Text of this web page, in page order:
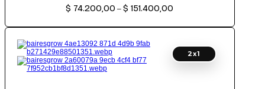
$ 74.200,00 – $ 151.400,00
$ 151.400,00
2x1